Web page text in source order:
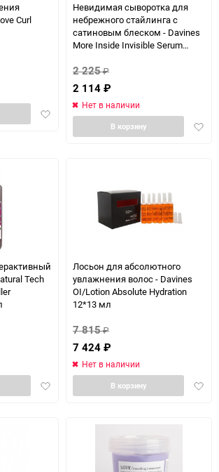
Curl
Добавить
избранное
Невидимая сыворотка для
небрежного стайлинга с
сатиновым блеском - Davines
More Inside Invisible Serum
2 225₽
2 114 ₽
Нет в наличии
В корзину
Tech
Добавить
Лосьон для абсолютного
увлажнения волос - Davines
OI/Lotion Absolute Hydration
12*13 мл
7 815₽
7 424 ₽
Нет в наличии
В корзину